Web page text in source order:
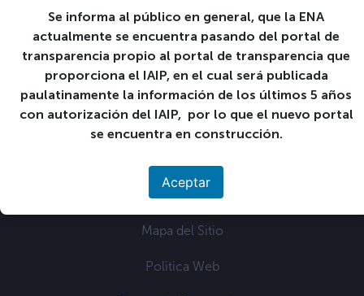
Se informa al público en general, que la ENA
actualmente se encuentra pasando del portal de
transparencia propio al portal de transparencia que
proporciona el IAIP, en el cual será publicada
paulatinamente la información de los últimos 5 años
con autorización del IAIP, por lo que el nuevo portal
se encuentra en construcción.
Aceptar
30 30-06:00 octubre 30-06:00 2022
parcial 1°, 2° y 3° año
Día de difuntos
Únete a nuestra comunidad
Mapa del Sitio
Politica Web